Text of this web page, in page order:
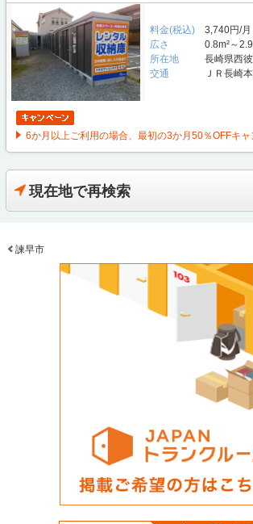
料金(税込)
3,740円/月
広さ
0.8m²～
所在地
長崎県西
交通
ＪＲ長崎
6か月以上ご利用の場合、最初の3か月50％OFFキャ
現在地で再検索
諫早市